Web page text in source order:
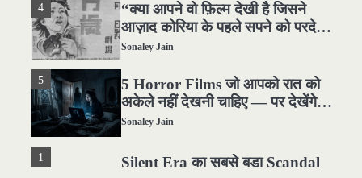
4
“क्या आपने वो फ़िल्म देखी है जिसने
आज़ाद कोरिया के पहले सपने को परदे
पर उतारा? — Viva Freedom!
Sonaley Jain
5
5 Horror Films जो आपको रात को
अकेले नहीं देखनी चाहिए — पर देखेंगे
ज़रूर
Sonaley Jain
1
Silent Era का सबसे बड़ा Scandal